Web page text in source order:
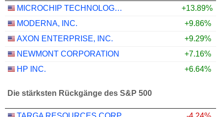
MICROCHIP TECHNOLOGY INCORPORATED
+13.89%
MODERNA, INC.
+9.86%
AXON ENTERPRISE, INC.
+9.29%
NEWMONT CORPORATION
+7.16%
HP INC.
+6.64%
Die stärksten Rückgänge des S&P 500